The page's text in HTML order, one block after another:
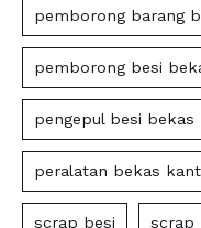
pemborong barang
pemborong besi
pengepul besi bekas
peralatan bekas
scrap besi scrap